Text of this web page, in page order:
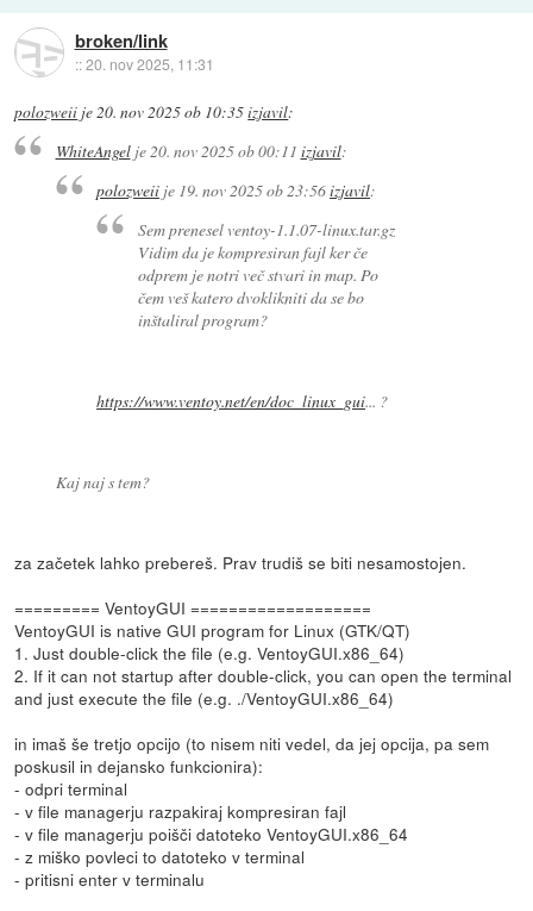
broken/link
::20. nov 2025, 11:31
polozweii je 20. nov 2025 ob 10:35izjavil:
WhiteAngelje20. nov 2025 ob 00:11 izjavil:
polozweii je 19. nov 2025 ob 23:56izjavil:
Sem prenesel ventoy-1.1.07-linux.tar.gz
Vidim da je kompresiran fajl ker če
odprem je notri več stvari in map. Po
čem veš katero dvoklikniti da se bo
inštaliral program?
https://www.ventoy.net/en/doc_linux_gui... ?
Kaj naj s tem?
za začetek lahko prebereš. Prav trudiš se biti nesamostojen.
========= VentoyGUI ===================
VentoyGUI is native GUI program for Linux (GTK/QT)
1. Just double-click the file (e.g. VentoyGUI.x86_64)
2. If it can not startup after double-click, you can open the terminal
and just execute the file (e.g. ./VentoyGUI.x86_64)
in imaš še tretjo opcijo (to nisem niti vedel, da jej opcija, pa sem
poskusil in dejansko funkcionira):
- odpri terminal
- v file managerju razpakiraj kompresiran fajl
- v file managerju poišči datoteko VentoyGUI.x86_64
- z miško povleci to datoteko v terminal
- pritisni enter v terminalu